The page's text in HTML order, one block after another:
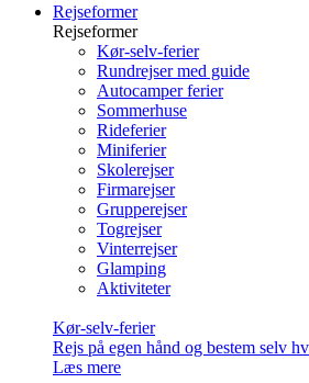
Rejseformer
Rejseformer
Kør-selv-ferier
Rundrejser med guide
Autocamper ferier
Sommerhuse
Rideferier
Miniferier
Skolerejser
Firmarejser
Grupperejser
Togrejser
Vinterrejser
Glamping
Aktiviteter
Kør-selv-ferier
Rejs på egen hånd og bestem selv
Læs mere